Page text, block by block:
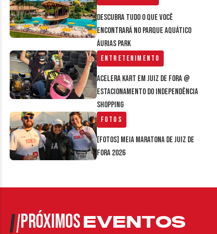
Descubra tudo o que você
encontrará no parque aquático
Áurias Park
Entretenimento
Acelera Kart em Juiz de Fora @
estacionamento do Independência
Shopping
Fotos
[FOTOS] Meia Maratona de Juiz de
Fora 2026
PRÓXIMOSEVENTOS